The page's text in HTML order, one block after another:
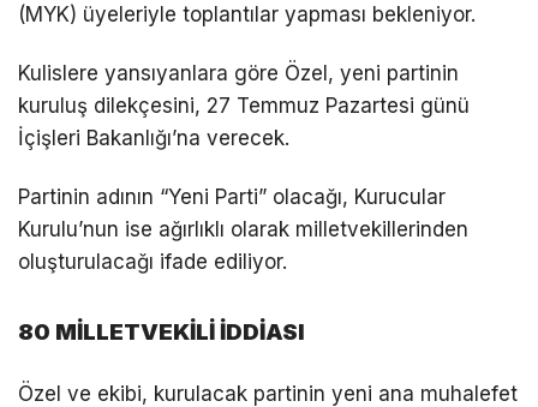
(MYK) üyeleriyle toplantılar yapması bekleniyor.
Kulislere yansıyanlara göre Özel, yeni partinin
kuruluş dilekçesini, 27 Temmuz Pazartesi günü
İçişleri Bakanlığı’na verecek.
Partinin adının “Yeni Parti” olacağı, Kurucular
Kurulu’nun ise ağırlıklı olarak milletvekillerinden
oluşturulacağı ifade ediliyor.
80 MİLLETVEKİLİ İDDİASI
Özel ve ekibi, kurulacak partinin yeni ana muhalefet